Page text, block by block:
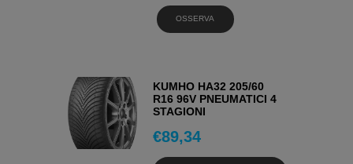
OSSERVA
KUMHO HA32 205/60
R16 96V PNEUMATICI 4
STAGIONI
€89,34